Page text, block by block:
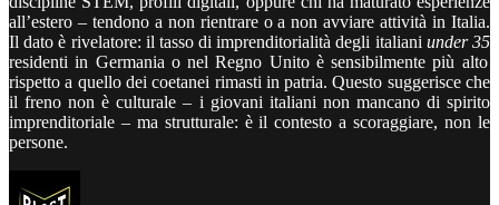
all’estero – tendono a non rientrare o a non avviare attività in Italia.
Il dato è rivelatore: il tasso di imprenditorialità degli italiani under 35
residenti in Germania o nel Regno Unito è sensibilmente più alto
rispetto a quello dei coetanei rimasti in patria. Questo suggerisce che
il freno non è culturale – i giovani italiani non mancano di spirito
imprenditoriale – ma strutturale: è il contesto a scoraggiare, non le
persone.